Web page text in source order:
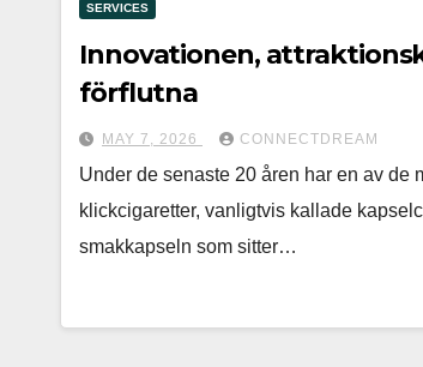
SERVICES
Innovationen,
förflutna
MAY 7, 2026 CONNECTDREAM
Under de senaste 20 åren har en av de
klickcigaretter, vanligtvis kallade
smakkapseln som sitter…